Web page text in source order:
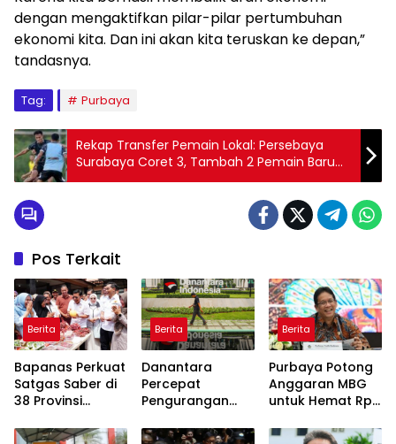
dengan mengaktifkan pilar-pilar pertumbuhan
ekonomi kita. Dan ini akan kita teruskan ke depan,”
tandasnya.
Tag: Purbaya
Rekap Transfer Pemain Lokal: Persebaya
Surabaya Coret 3, Tambah 2 Pemain Baru
era Tavares
Pos Terkait
Berita
Bapanas Perkuat
Satgas Saber di
38 Provinsi
Berita
Danantara
Percepat
Pengurangan
Belasan Anak
Berita
Purbaya Potong
Anggaran MBG
untuk Hemat Rp
Dialihkan ke